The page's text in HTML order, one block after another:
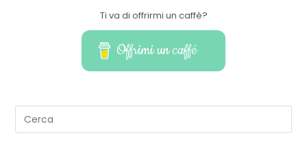
Ti va di offrirmi un caffè?
Offrimi un caffé